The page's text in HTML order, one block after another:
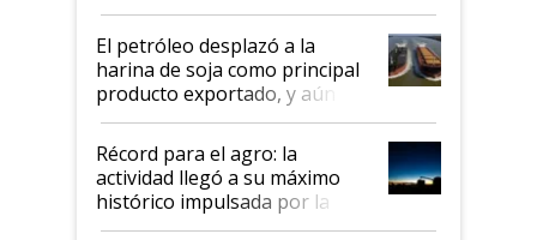
El petróleo desplazó a la
harina de soja como principal
producto exportado, y aún así
el agro aportó casi seis de cada
diez dólares y sostuvo el
liderazgo en un semestre
récord
Récord para el agro: la
actividad llegó a su máximo
histórico impulsada por la
cosecha y las exportaciones